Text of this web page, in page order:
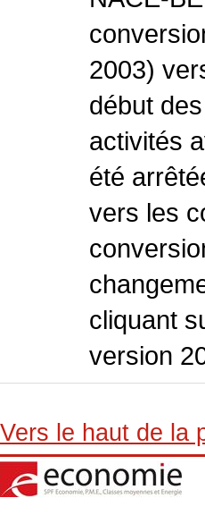
2003)
début
activités
été
vers les
cliquant
version
Vers le haut de la